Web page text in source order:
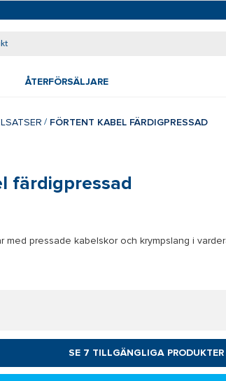
ÅTERFÖRSÄLJARE
FÖRTENT KABEL FÄRDIGPRESSAD
färdigpressad
med pressade kabelskor och krympslang i
SE 7 TILLGÄNGLIGA PRODUKTER